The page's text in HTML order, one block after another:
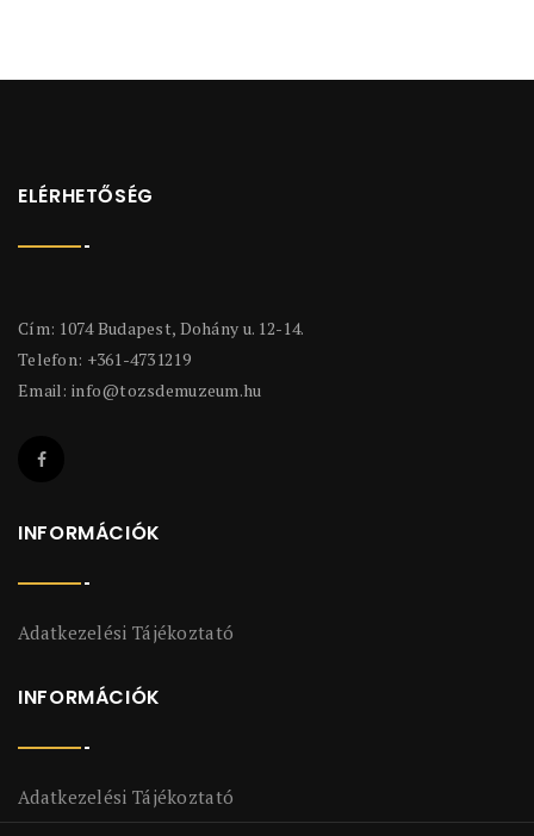
ELÉRHETŐSÉG
Cím: 1074 Budapest, Dohány u. 12-14.
Telefon: +361-4731219
Email: info@tozsdemuzeum.hu
INFORMÁCIÓK
Adatkezelési Tájékoztató
INFORMÁCIÓK
Adatkezelési Tájékoztató